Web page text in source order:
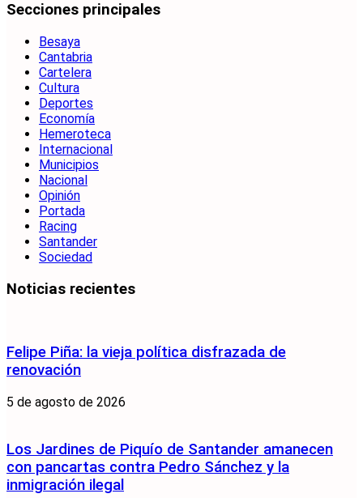
Secciones principales
Besaya
Cantabria
Cartelera
Cultura
Deportes
Economía
Hemeroteca
Internacional
Municipios
Nacional
Opinión
Portada
Racing
Santander
Sociedad
Noticias recientes
Felipe Piña: la vieja política disfrazada de
renovación
5 de agosto de 2026
Los Jardines de Piquío de Santander amanecen
con pancartas contra Pedro Sánchez y la
inmigración ilegal